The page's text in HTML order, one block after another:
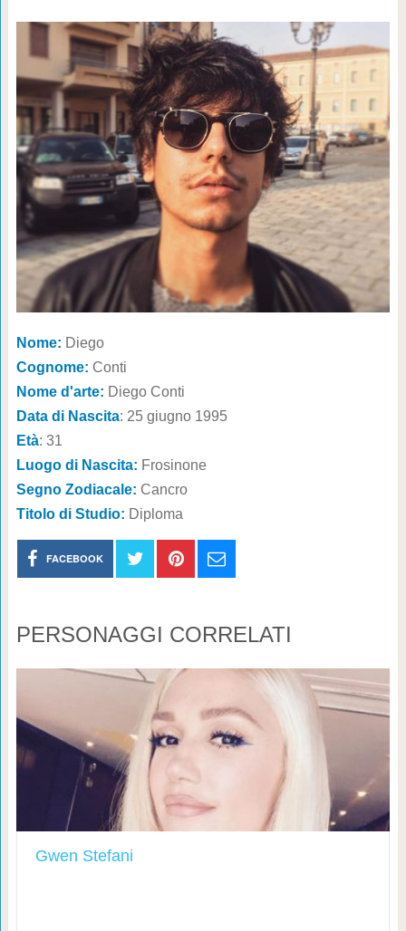
Nome: Diego
Cognome: Conti
Nome d'arte: Diego Conti
Data di Nascita: 25 giugno 1995
Età: 31
Luogo di Nascita: Frosinone
Segno Zodiacale: Cancro
Titolo di Studio: Diploma
FACEBOOK
PERSONAGGI CORRELATI
Gwen Stefani